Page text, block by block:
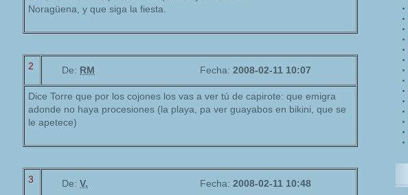
Noragüena, y que siga la fiesta.
2 De: RM Fecha: 2008-02-11 10:07
Dice Torre que por los cojones los vas a ver tú de capirote: que emigra
adonde no haya procesiones (la playa, pa ver guayabos en bikini, que se
le apetece)
3 De: V. Fecha: 2008-02-11 10:48